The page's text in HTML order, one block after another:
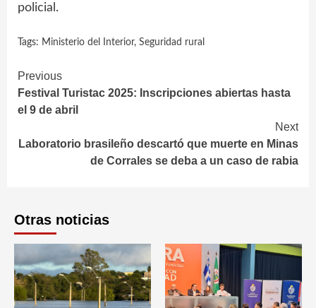
policial.
Tags: Ministerio del Interior, Seguridad rural
Continue
Reading
Previous
Festival Turistac 2025: Inscripciones abiertas hasta
el 9 de abril
Next
Laboratorio brasileño descartó que muerte en Minas
de Corrales se deba a un caso de rabia
Otras noticias